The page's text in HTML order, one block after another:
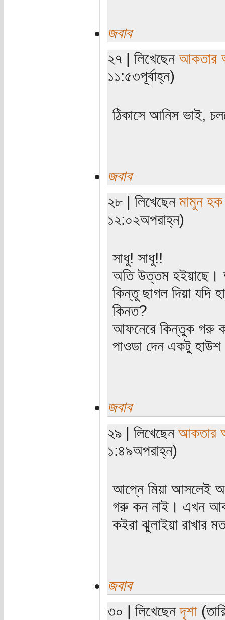
জবাব
২৭ | লিখেছেন আকতার
১১:৫৩পূর্বাহ্ন)
ঠিকাসে আনিস ভাই,
জবাব
২৮ | লিখেছেন মামুন হক
১২:০২অপরাহ্ন)
সাধু! সাধু!!
অতি উত্তম হইয়াছে।
কিন্তু ছাগল দিয়া যদি
কিনত?
আফনেরে কিন্তুক গরু
পাওডা দেন একটু হাউশ
জবাব
২৯ | লিখেছেন আকতার
১:৪৯অপরাহ্ন)
আপ্নে মিয়া আসলেই
গরু কন নাই। এখন
কইরা ঝুলাইয়া রাখার
জবাব
৩০ | লিখেছেনদৃশা